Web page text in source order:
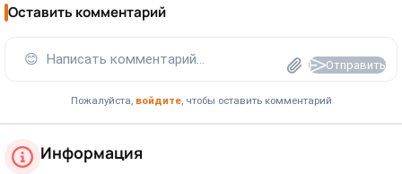
Оставить комментарий
😊 Написать комментарий... Отправить
Пожалуйста, войдите, чтобы оставить комментарий
Информация